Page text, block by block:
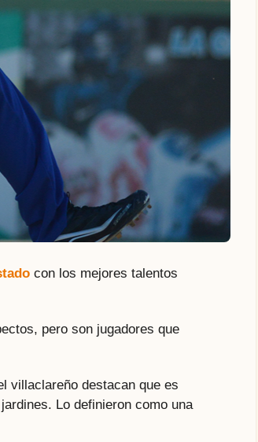
con los mejores talentos
pero son jugadores que
villaclareño destacan que es
Lo definieron como una